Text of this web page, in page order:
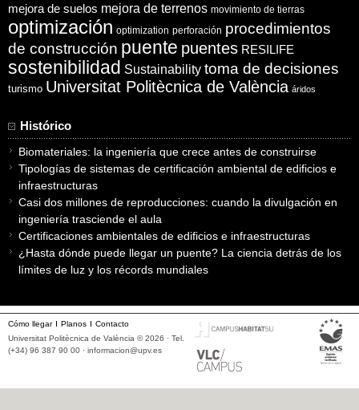
mejora de suelos mejora de terrenos movimiento de tierras
optimización optimization perforación procedimientos
de construcción puente puentes RESILIFE
sostenibilidad Sustainability toma de decisiones
turismo Universitat Politècnica de València áridos
Histórico
Biomateriales: la ingeniería que crece antes de construirse
Tipologías de sistemas de certificación ambiental de edificios e
infraestructuras
Casi dos millones de reproducciones: cuando la divulgación en
ingeniería trasciende el aula
Certificaciones ambientales de edificios e infraestructuras
¿Hasta dónde puede llegar un puente? La ciencia detrás de los
límites de luz y los récords mundiales
Cómo llegar Planos
Contacto
Universitat Politècnica de València © 2026 · Tel.
(+34) 96 387 90 00 · informacion@upv.es